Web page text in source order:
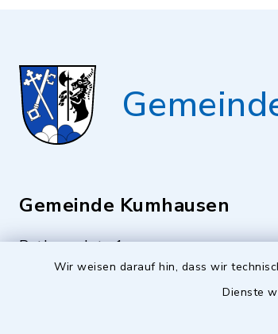
Wir weisen darauf hin, dass wir
Dienste
Gemeinde Kumhausen
Rathausplatz 1
84036 Kumhausen